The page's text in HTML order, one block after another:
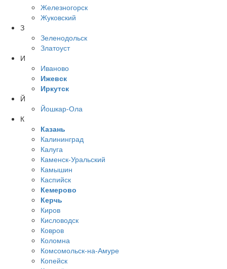
Железногорск
Жуковский
З
Зеленодольск
Златоуст
И
Иваново
Ижевск
Иркутск
Й
Йошкар-Ола
К
Казань
Калининград
Калуга
Каменск-Уральский
Камышин
Каспийск
Кемерово
Керчь
Киров
Кисловодск
Ковров
Коломна
Комсомольск-на-Амуре
Копейск